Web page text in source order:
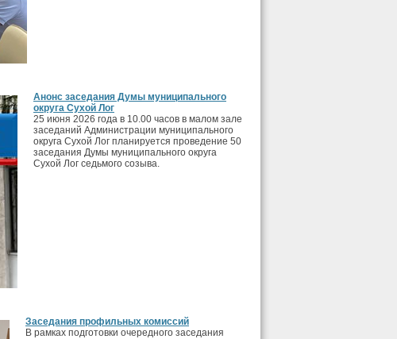
Анонс заседания Думы муниципального
округа Сухой Лог
25 июня 2026 года в 10.00 часов в малом зале
заседаний Администрации муниципального
округа Сухой Лог планируется проведение 50
заседания Думы муниципального округа
Сухой Лог седьмого созыва.
Заседания профильных комиссий
В рамках подготовки очередного заседания